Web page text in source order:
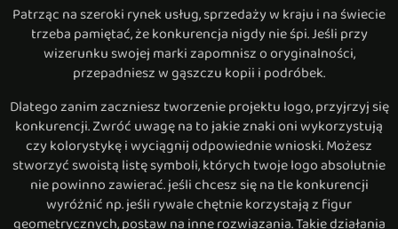
Patrząc na szeroki rynek usług, sprzedaży w kraju i na świecie
trzeba pamiętać, że konkurencja nigdy nie śpi. Jeśli przy
wizerunku swojej marki zapomnisz o oryginalności,
przepadniesz w gąszczu kopii i podróbek.
Dlatego zanim zaczniesz tworzenie projektu logo, przyjrzyj się
konkurencji. Zwróć uwagę na to jakie znaki oni wykorzystują
czy kolorystykę i wyciągnij odpowiednie wnioski. Możesz
stworzyć swoistą listę symboli, których twoje logo absolutnie
nie powinno zawierać. jeśli chcesz się na tle konkurencji
wyróżnić np. jeśli rywale chętnie korzystają z figur